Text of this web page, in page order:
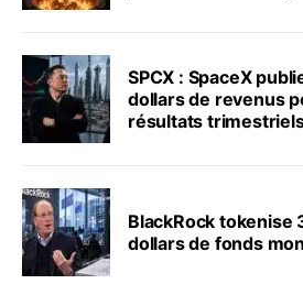
SPCX : SpaceX
dollars de revenus
résultats
BlackRock tokenise
dollars de fonds